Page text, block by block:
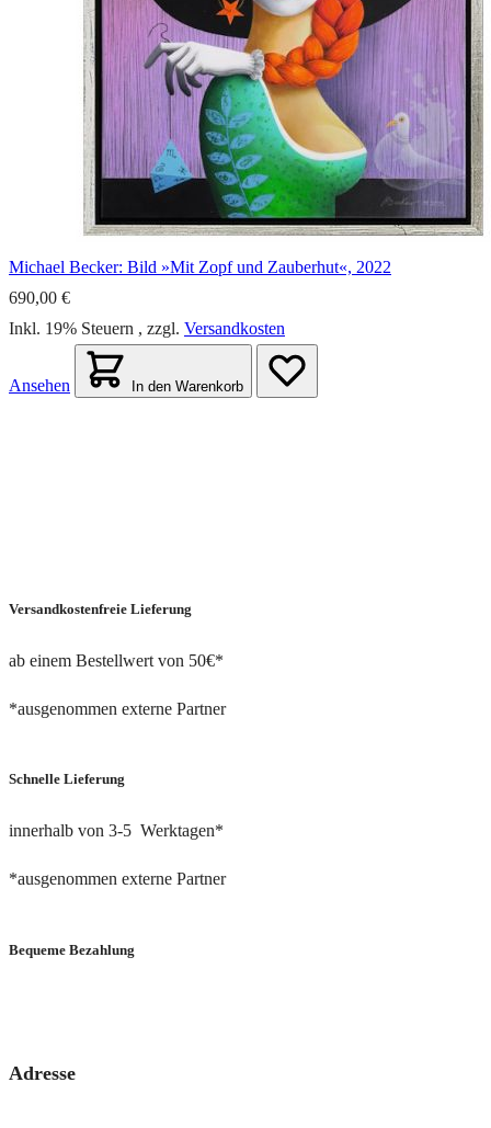
Michael Becker: Bild »Mit Zopf und Zauberhut«, 2022
690,00 €
Inkl. 19% Steuern , zzgl. Versandkosten
Ansehen In den Warenkorb
Versandkostenfreie Lieferung
ab einem Bestellwert von 50€*
*ausgenommen externe Partner
Schnelle Lieferung
innerhalb von 3-5 Werktagen*
*ausgenommen externe Partner
Bequeme Bezahlung
Adresse